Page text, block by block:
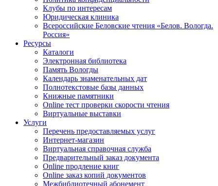
Клубы по интересам
Юридическая клиника
Всероссийские Беловские чтения «Белов. Вологда.
Россия»
Ресурсы
Каталоги
Электронная библиотека
Память Вологды
Календарь знаменательных дат
Полнотекстовые базы данных
Книжные памятники
Online тест проверки скорости чтения
Виртуальные выставки
Услуги
Перечень предоставляемых услуг
Интернет-магазин
Виртуальная справочная служба
Предварительный заказ документа
Online продление книг
Online заказ копий документов
Межбиблиотечный абонемент